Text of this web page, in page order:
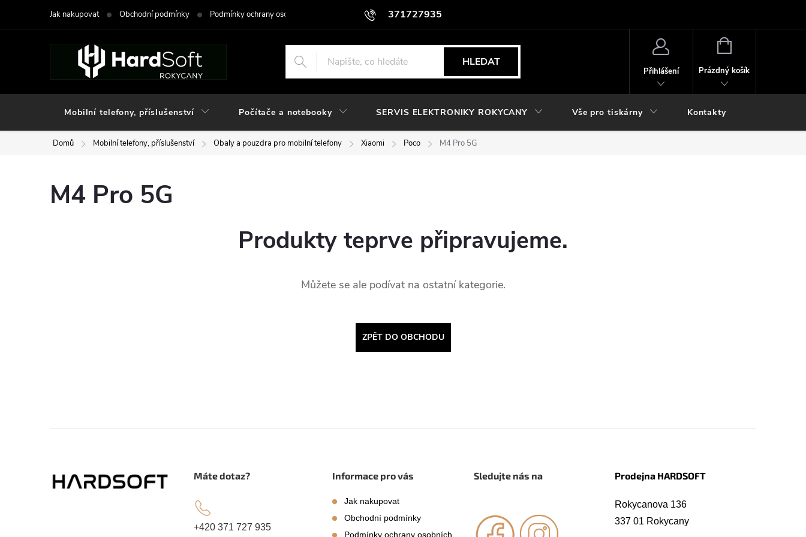
371727935
Jak nakupovat Obchodní podmínky Podmínky ochrany osobních údajů
HLEDAT
Přihlášení
NÁKUPNÍ
Prázdný košík
Mobilní telefony, příslušenství Počítače a notebooky SERVIS ELEKTRONIKY ROKYCANY Vše pro tiskárny Kontakty
Domů Mobilní telefony, příslušenství Obaly a pouzdra pro mobilní telefony Xiaomi Poco M4 Pro 5G
M4 Pro 5G
Produkty teprve připravujeme.
Můžete se ale podívat na ostatní kategorie.
ZPĚT DO OBCHODU
Máte dotaz?
+420 371 727 935
Informace pro vás
Jak nakupovat
Obchodní podmínky
Podmínky ochrany osobních
Sledujte nás na Prodejna HARDSOFT
Rokycanova 136
337 01 Rokycany